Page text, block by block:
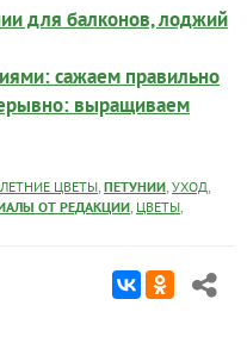
для балконов, лоджий
сажаем правильно
выращиваем
ЦВЕТЫ, ПЕТУНИИ, УХОД,
ОТ РЕДАКЦИИ, ЦВЕТЫ,